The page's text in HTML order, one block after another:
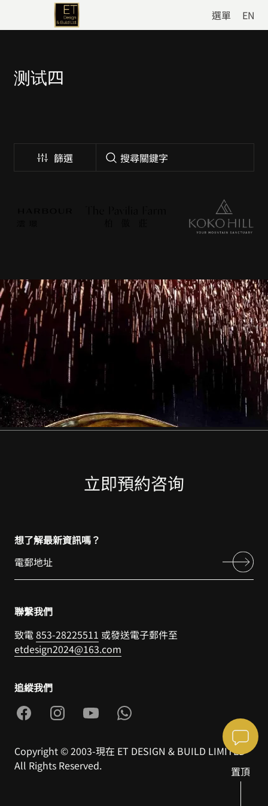
選單 EN
测试四
篩選
立即預約咨询
想了解最新資訊嗎？
聯繫我們
致電853-28225511 或發送電子郵件至
etdesign2024@163.com
追縱我們
Copyright © 2003-現在 ET DESIGN & BUILD LIMITED
All Rights Reserved.
置頂